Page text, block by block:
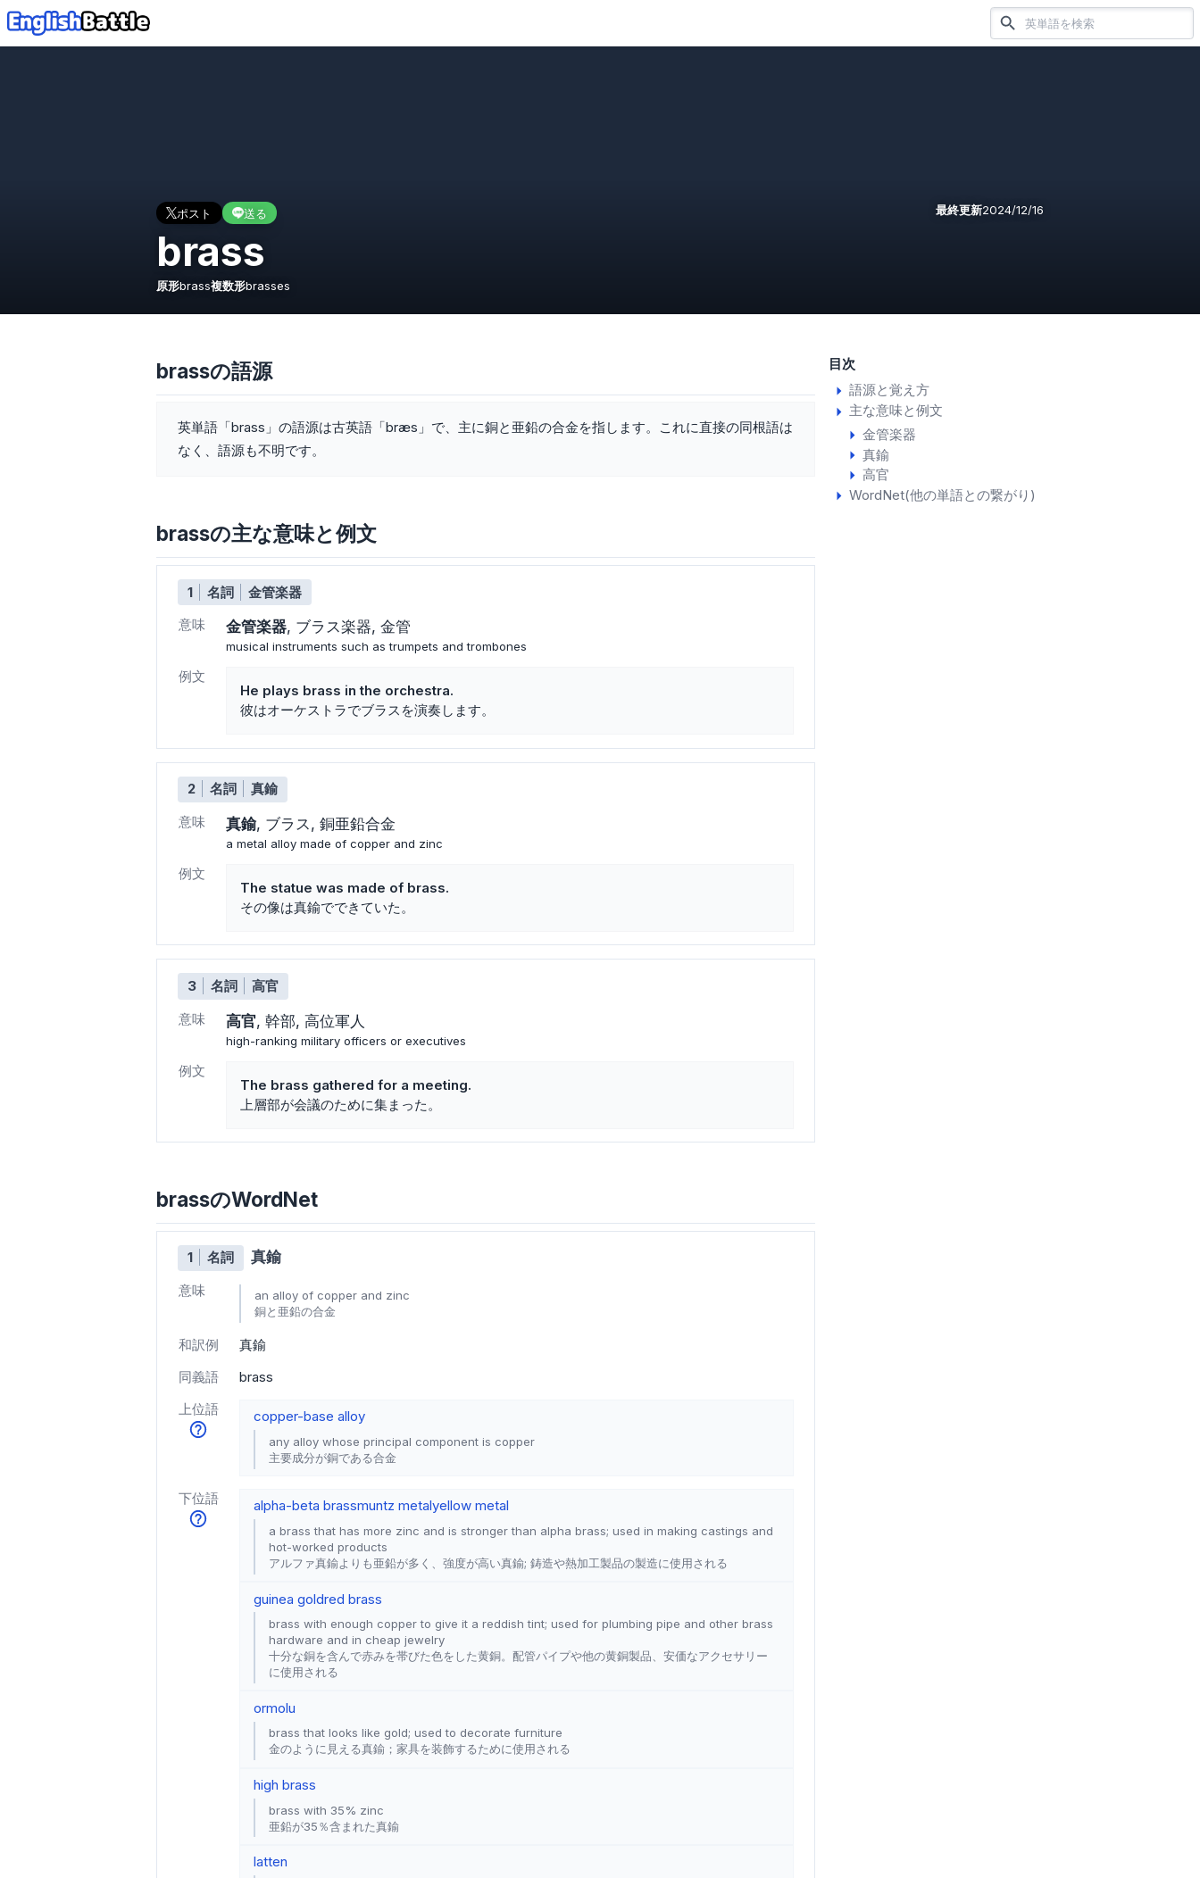
ポスト 送る 最終更新2024/12/16
brass
原形brass複数形brasses
目次
語源と覚え方
主な意味と例文
金管楽器
真鍮
高官
WordNet(他の単語との繋がり)
brassの語源
英単語「brass」の語源は古英語「bræs」で、主に銅と亜鉛の合金を指します。これに直接の同根語は
なく、語源も不明です。
brassの主な意味と例文
1 名詞
金管楽器
意味
金管楽器 ブラス楽器 金管
musical instruments such as trumpets and trombones
例文
He plays brass in the orchestra.
彼はオーケストラでブラスを演奏します。
2 名詞
真鍮
意味
真鍮 ブラス 銅亜鉛合金
a metal alloy made of copper and zinc
例文
The statue was made of brass.
その像は真鍮でできていた。
3 名詞
高官
意味
高官 幹部 高位軍人
high-ranking military officers or executives
例文
The brass gathered for a meeting.
上層部が会議のために集まった。
brassのWordNet
1 名詞 真鍮
意味
an alloy of copper and zinc
銅と亜鉛の合金
和訳例
真鍮
同義語
brass
上位語
copper-base alloy
any alloy whose principal component is copper
主要成分が銅である合金
下位語 alpha-beta brassmuntz metalyellow metal
a brass that has more zinc and is stronger than alpha brass; used in making castings and
hot-worked products
アルファ真鍮よりも亜鉛が多く、強度が高い真鍮; 鋳造や熱加工製品の製造に使用される
guinea goldred brass
brass with enough copper to give it a reddish tint; used for plumbing pipe and other brass
hardware and in cheap jewelry
十分な銅を含んで赤みを帯びた色をした黄銅。配管パイプや他の黄銅製品、安価なアクセサリー
に使用される
ormolu
brass that looks like gold; used to decorate furniture
金のように見える真鍮；家具を装飾するために使用される
high brass
brass with 35% zinc
亜鉛が35％含まれた真鍮
latten